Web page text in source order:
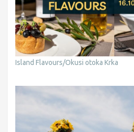
Island Flavours/Okusi otoka Krka